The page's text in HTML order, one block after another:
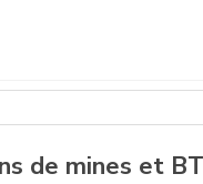
de mines et